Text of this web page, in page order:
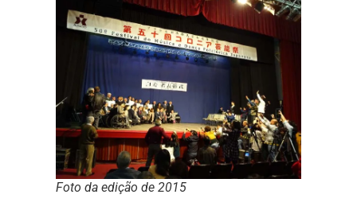
Foto da edição de 2015